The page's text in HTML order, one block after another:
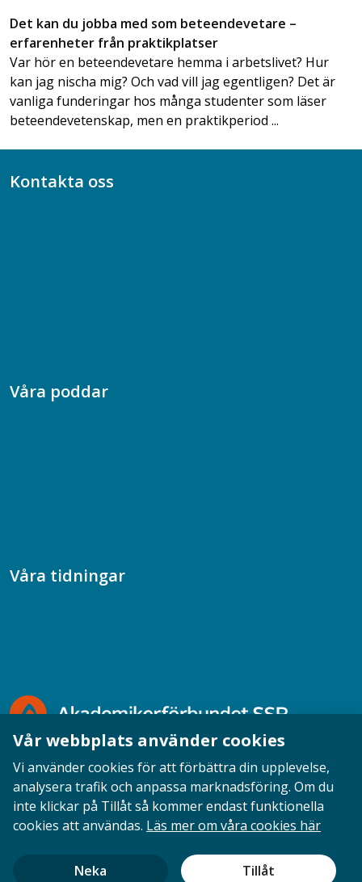
Det kan du jobba med som beteendevetare –
erfarenheter från praktikplatser
Var hör en beteendevetare hemma i arbetslivet? Hur
kan jag nischa mig? Och vad vill jag egentligen? Det är
vanliga funderingar hos många studenter som läser
beteendevetenskap, men en praktikperiod ...
Kontakta oss
Våra poddar
Våra tidningar
Opinion English Personuppgifter Cookies
Ansvarig utgivare: Cecilia Sandahl
Vår webbplats använder cookies
Vi använder cookies för att förbättra din upplevelse,
analysera trafik och anpassa marknadsföring. Om du
inte klickar på Tillåt så kommer endast funktionella
cookies att användas. Läs mer om våra cookies här
Neka Tillåt